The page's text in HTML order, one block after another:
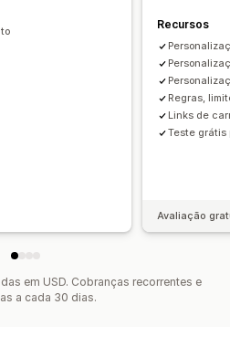
Frete grátis
Recomendações de produtos
upgrade de assinatura
Recursos
Regras,
Links de
Teste grátis
Avaliação
em USD. Cobranças recorrentes e
a cada 30 dias.